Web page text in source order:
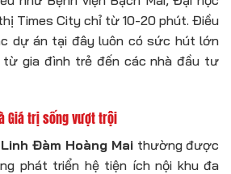
Times City chỉ từ 10-20 phút. Điều
dự án tại đây luôn có sức hút lớn
từ gia đình trẻ đến các nhà đầu tư
Giá trị sống vượt trội
Đàm Hoàng Mai thường được
phát triển hệ tiện ích nội khu đa